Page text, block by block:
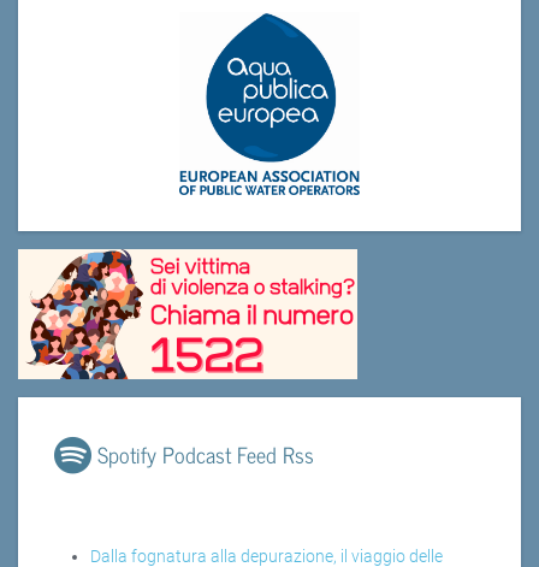
Spotify Podcast Feed Rss
Dalla fognatura alla depurazione, il viaggio delle